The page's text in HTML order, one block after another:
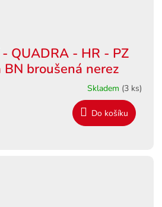
QUADRA - HR - PZ
broušená nerez
Skladem (3 ks)
Do košíku